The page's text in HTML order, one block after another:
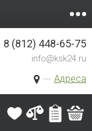
Адреса
8 (812) 448-65-75
info@ksk24.ru